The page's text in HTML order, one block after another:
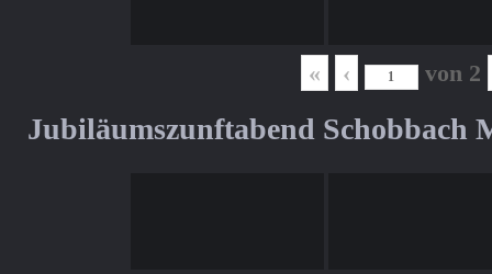
« ‹ von 2
Jubiläumszunftabend Schobbach